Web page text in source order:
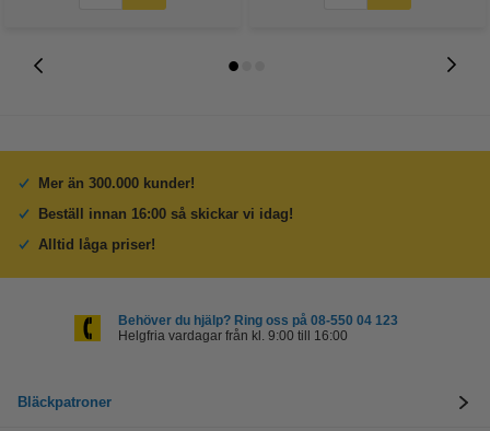
Mer än 300.000 kunder!
Beställ innan 16:00 så skickar vi idag!
Alltid låga priser!
Behöver du hjälp? Ring oss på 08-550 04 123
Helgfria vardagar från kl. 9:00 till 16:00
Bläckpatroner